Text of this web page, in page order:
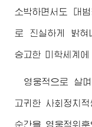
소박하면서도 대
로 진실하게 밝혀
숭고한 미학세계
영웅적으로 살
고귀한 사회정치
순간을 영웅적위